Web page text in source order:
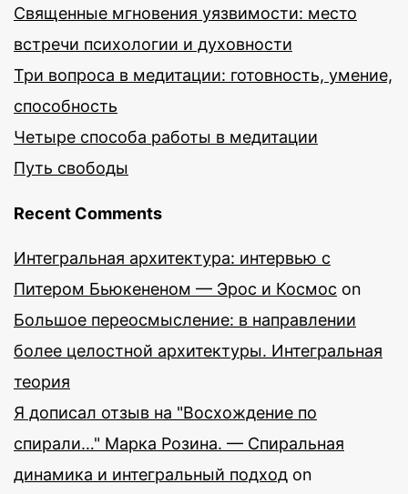
Священные мгновения уязвимости: место
встречи психологии и духовности
Три вопроса в медитации: готовность, умение,
способность
Четыре способа работы в медитации
Путь свободы
Recent Comments
Интегральная архитектура: интервью с
Питером Бьюкененом — Эрос и Космос on
Большое переосмысление: в направлении
более целостной архитектуры. Интегральная
теория
Я дописал отзыв на "Восхождение по
спирали…" Марка Розина. — Спиральная
динамика и интегральный подход on